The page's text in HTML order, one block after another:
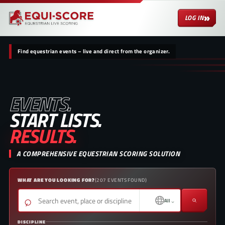
LOG IN»
Find equestrian events – live and direct from the organizer.
EVENTS.
START LISTS.
RESULTS.
A COMPREHENSIVE EQUESTRIAN SCORING SOLUTION
WHAT ARE YOU LOOKING FOR?(207 EVENTS FOUND)
⌕ All ⌄
DISCIPLINE